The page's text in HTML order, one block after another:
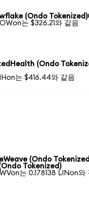
(Ondo Tokenized)
는 $326.21와 같음
(Ondo
는 $416.44와 같음
(Ondo
Tokenized)
는 0.178138 LINon와